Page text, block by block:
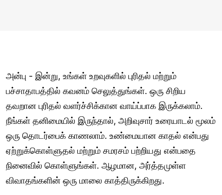
அன்பு - இன்று, உங்கள் உறவுகளில் புரிதல் மற்றும்
பச்சாதாபத்தில் கவனம் செலுத்துங்கள். ஒரு சிறிய
தவறான புரிதல் வளர்ச்சிக்கான வாய்ப்பாக இருக்கலாம்.
நீங்கள் தனிமையில் இருந்தால், அறிவுசார் உரையாடல் மூலம்
ஒரு தொடர்பைக் காணலாம். உண்மையான காதல் என்பது
ஏற்றுக்கொள்ளுதல் மற்றும் சமரசம் பற்றியது என்பதை
நினைவில் கொள்ளுங்கள். ஆழமான, அர்த்தமுள்ள
விவாதங்களின் ஒரு மாலை காத்திருக்கிறது.